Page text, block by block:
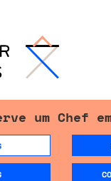
um Chef